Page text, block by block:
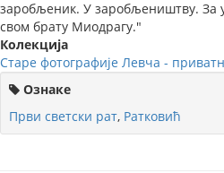
заробљеник. У заробљеништву. За
свом брату Миодрагу."
Колекција
Старе фотографије Левча -
Ознаке
Први светски рат, Ратковић